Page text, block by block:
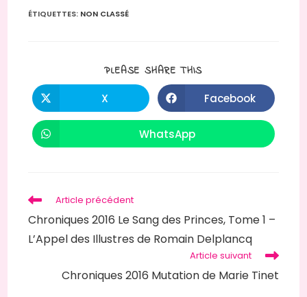
ÉTIQUETTES: NON CLASSÉ
PLEASE SHARE THISPARTAGER
Ouvrir
dans
une
X Ouvrir
dans
une
Facebook
Ouvrir
dans
WhatsApp
Read
more
articles
Article précédent
Chroniques 2016 Le Sang des Princes, Tome 1 –
L’Appel des Illustres de Romain Delplancq
Article suivant
Chroniques 2016 Mutation de Marie Tinet